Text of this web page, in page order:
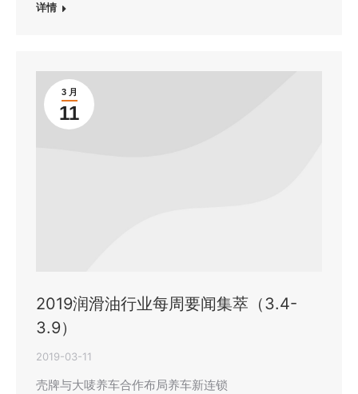
详情
3 月
11
2019润滑油行业每周要闻集萃（3.4-
3.9）
2019-03-11
壳牌与大唛养车合作布局养车新连锁